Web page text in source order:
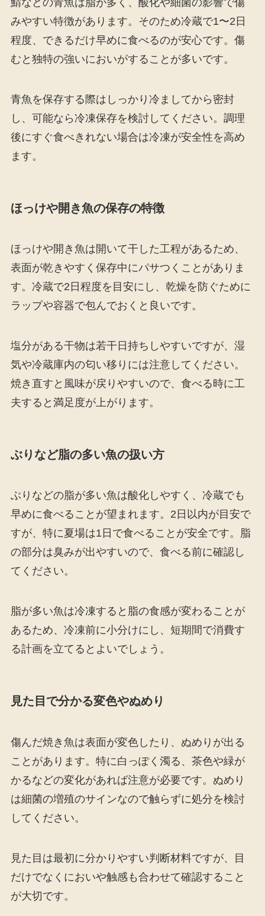
みやすい特徴があります。そのため冷蔵で1〜2日
程度、できるだけ早めに食べるのが安心です。傷
むと独特の強いにおいがすることが多いです。
青魚を保存する際はしっかり冷ましてから密封
し、可能なら冷凍保存を検討してください。調理
後にすぐ食べきれない場合は冷凍が安全性を高め
ます。
ほっけや開き魚の保存の特徴
ほっけや開き魚は開いて干した工程があるため、
表面が乾きやすく保存中にパサつくことがありま
す。冷蔵で2日程度を目安にし、乾燥を防ぐために
ラップや容器で包んでおくと良いです。
塩分がある干物は若干日持ちしやすいですが、湿
気や冷蔵庫内の匂い移りには注意してください。
焼き直すと風味が戻りやすいので、食べる時に工
夫すると満足度が上がります。
ぶりなど脂の多い魚の扱い方
ぶりなどの脂が多い魚は酸化しやすく、冷蔵でも
早めに食べることが望まれます。2日以内が目安で
すが、特に夏場は1日で食べることが安全です。脂
の部分は臭みが出やすいので、食べる前に確認し
てください。
脂が多い魚は冷凍すると脂の食感が変わることが
あるため、冷凍前に小分けにし、短期間で消費す
る計画を立てるとよいでしょう。
見た目で分かる変色やぬめり
傷んだ焼き魚は表面が変色したり、ぬめりが出る
ことがあります。特に白っぽく濁る、茶色や緑が
かるなどの変化があれば注意が必要です。ぬめり
は細菌の増殖のサインなので触らずに処分を検討
してください。
見た目は最初に分かりやすい判断材料ですが、目
だけでなくにおいや触感も合わせて確認すること
が大切です。